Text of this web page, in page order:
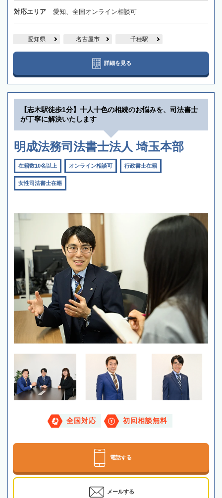
対応エリア 愛知、全国オンライン相談可
愛知県 名古屋市 千種駅
詳細を見る
【志木駅徒歩1分】十人十色の相続のお悩みを、司法書士
が丁寧に解決いたします
明成法務司法書士法人 埼玉本部
在籍数10名以上 オンライン相談可 行政書士在籍
女性司法書士在籍
全国対応 初回相談無料
電話する
メールする